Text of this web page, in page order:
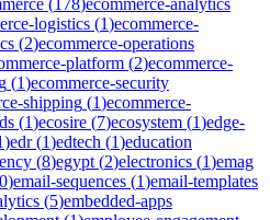
logistics (1)ecommerce-
(2)ecommerce-operations
platform (2)ecommerce-
(1)ecommerce-security
shipping (1)ecommerce-
(1)ecosire (7)ecosystem (1)edge-
)edr(1)edtech (1)education
(8)egypt (2)electronics (1)emag
)email-sequences (1)email-templates
(5)embedded-apps